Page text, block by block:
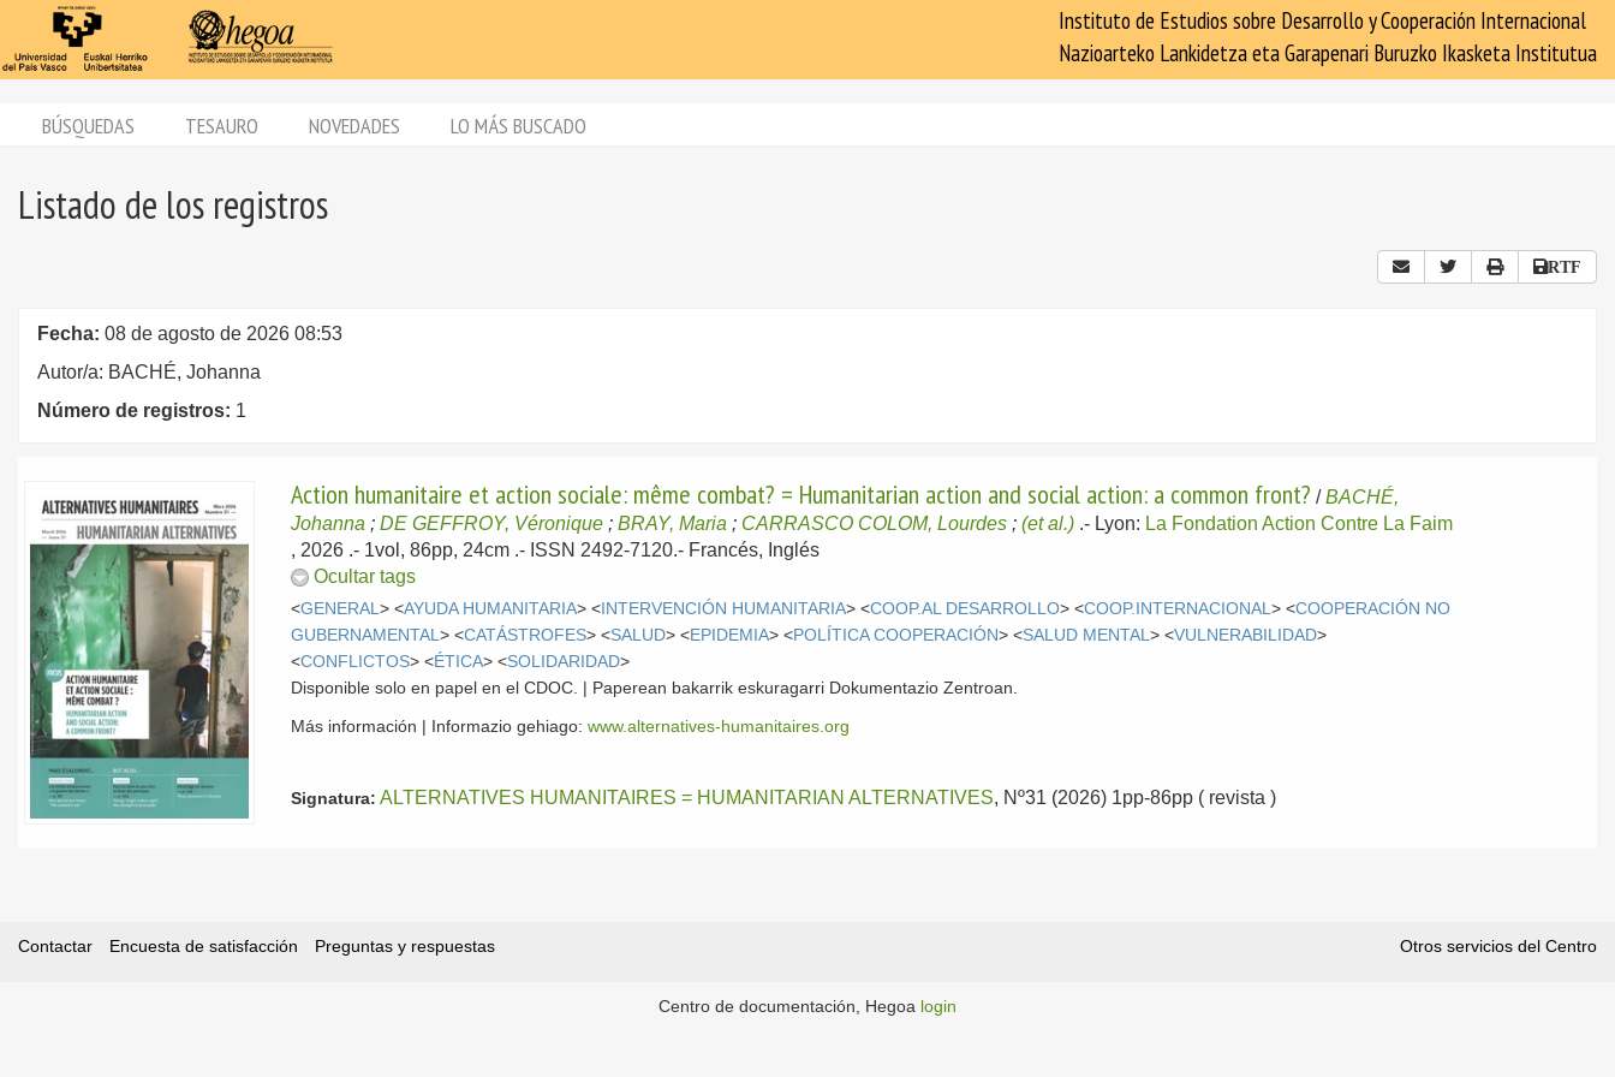
Instituto de Estudios sobre Desarrollo y Cooperación Internacional
Nazioarteko Lankidetza eta Garapenari Buruzko Ikasketa Institutua
BÚSQUEDAS TESAURO NOVEDADES LO MÁS BUSCADO
Listado de los registros
RTF
Fecha: 08 de agosto de 2026 08:53
Autor/a: BACHÉ, Johanna
Número de registros: 1
Action humanitaire et action sociale: même combat? = Humanitarian action and social action: a common front? /BACHÉ,
Johanna ;DE GEFFROY, Véronique ;BRAY, Maria ; CARRASCO COLOM, Lourdes ;(et al.) .- Lyon: La Fondation Action Contre La Faim
, 2026 .- 1vol, 86pp, 24cm .- ISSN 2492-7120.- Francés, Inglés
Ocultar tags
<GENERAL> <AYUDA HUMANITARIA> <INTERVENCIÓN HUMANITARIA> <COOP.AL DESARROLLO> <COOP.INTERNACIONAL> <COOPERACIÓN NO
GUBERNAMENTAL> <CATÁSTROFES> <SALUD> <EPIDEMIA> <POLÍTICA COOPERACIÓN> <SALUD MENTAL> <VULNERABILIDAD>
<CONFLICTOS> <ÉTICA> <SOLIDARIDAD>
Disponible solo en papel en el CDOC. | Paperean bakarrik eskuragarri Dokumentazio Zentroan.
Más información | Informazio gehiago:www.alternatives-humanitaires.org
Signatura: ALTERNATIVES HUMANITAIRES = HUMANITARIAN ALTERNATIVES, Nº31 (2026) 1pp-86pp ( revista )
Contactar Encuesta de satisfacción Preguntas y respuestas Otros servicios del Centro
Centro de documentación, Hegoa login